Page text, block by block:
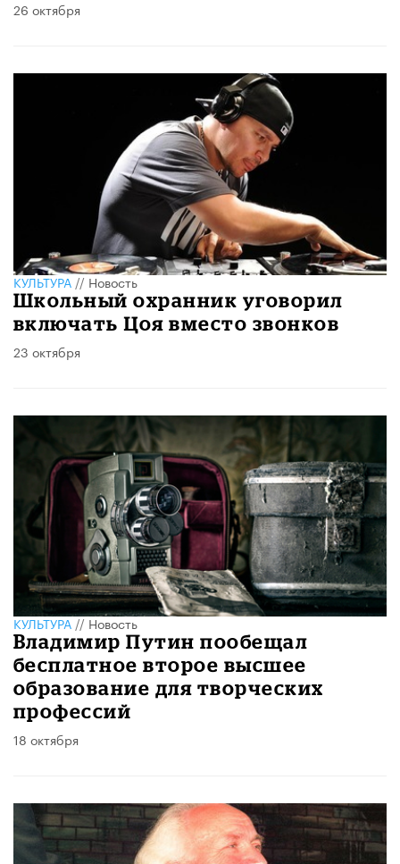
26 октября
КУЛЬТУРА // Новость
Школьный охранник уговорил
включать Цоя вместо звонков
23 октября
КУЛЬТУРА//Новость
Владимир Путин пообещал
бесплатное второе высшее
образование для творческих
профессий
18 октября